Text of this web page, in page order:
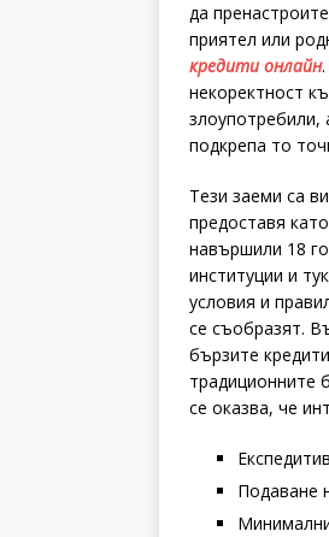
да
приятел или
кредити онлайн
некоректност
злоупотребили,
подкрепа то
Тези заеми са
предоставя
навършили 18
институции и
условия и
се съобразят.
бързите
традиционните
се оказва, че
Подаване